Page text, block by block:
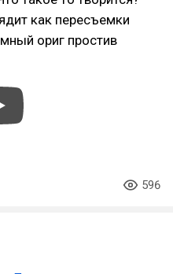
как пересъемки
ориг простив
596